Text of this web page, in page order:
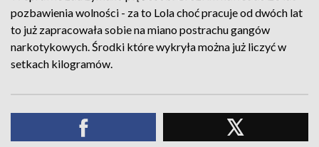
pozbawienia wolności - za to Lola choć pracuje od dwóch lat
to już zapracowała sobie na miano postrachu gangów
narkotykowych. Środki które wykryła można już liczyć w
setkach kilogramów.